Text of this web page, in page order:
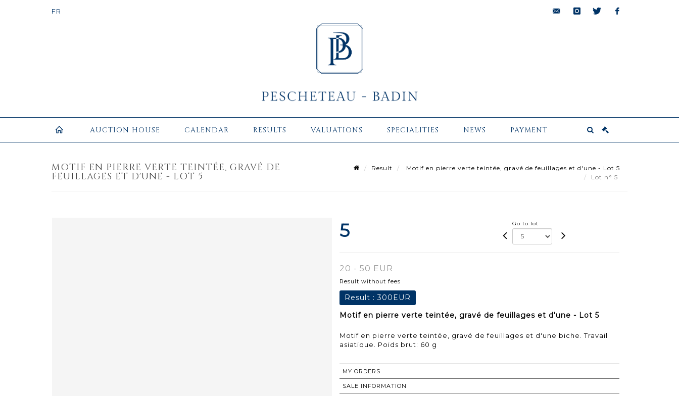
AUCTION HOUSE CALENDAR RESULTS VALUATIONS SPECIALITIES NEWS PAYMENT
MOTIF EN PIERRE VERTE TEINTÉE, GRAVÉ DE
FEUILLAGES ET D'UNE - LOT 5
Result
Motif en pierre verte teintée, gravé de feuillages et d'une - Lot 5
Lot n° 5
5 Go to lot
20 - 50 EUR
Result without fees
Result :300EUR
Motif en pierre verte teintée, gravé de feuillages et d'une - Lot 5
Motif en pierre verte teintée, gravé de feuillages et d'une biche. Travail
asiatique. Poids brut: 60 g
MY ORDERS
SALE INFORMATION